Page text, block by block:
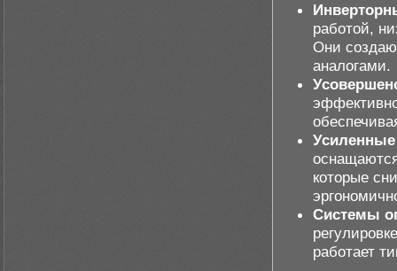
работой,
Они
аналогами.
Усиленные
которые
Системы
работает